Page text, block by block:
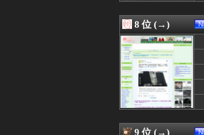
08/07 00:09
08/07 00:09
08/07 00:09
08/07 00:09
08/07 00:07
08/07 00:07
08/07 00:06
08/07 00:06
08/07 00:05
08/07 00:05
8 位 (→)
9 位 (→)